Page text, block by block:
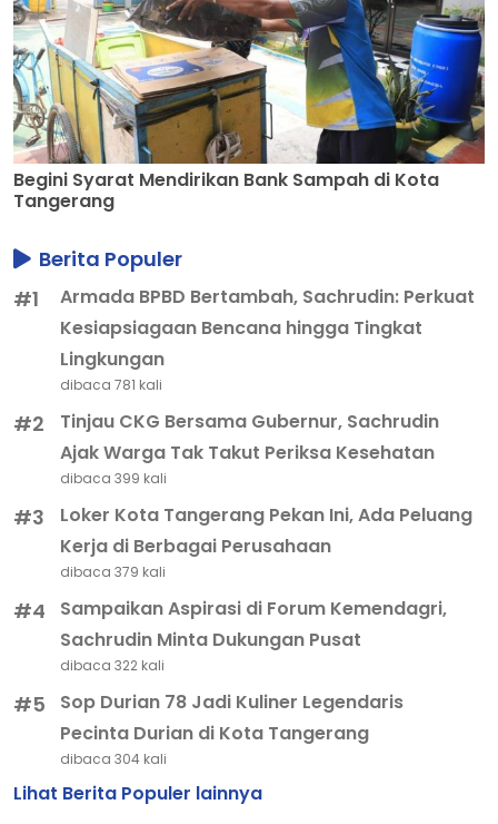
Begini Syarat Mendirikan Bank Sampah di Kota
Tangerang
Berita Populer
#1
Armada BPBD Bertambah, Sachrudin: Perkuat
Kesiapsiagaan Bencana hingga Tingkat
Lingkungan
dibaca 781 kali
#2
Tinjau CKG Bersama Gubernur, Sachrudin
Ajak Warga Tak Takut Periksa Kesehatan
dibaca 399 kali
#3
Loker Kota Tangerang Pekan Ini, Ada Peluang
Kerja di Berbagai Perusahaan
dibaca 379 kali
#4
Sampaikan Aspirasi di Forum Kemendagri,
Sachrudin Minta Dukungan Pusat
dibaca 322 kali
#5
Sop Durian 78 Jadi Kuliner Legendaris
Pecinta Durian di Kota Tangerang
dibaca 304 kali
Lihat Berita Populer lainnya